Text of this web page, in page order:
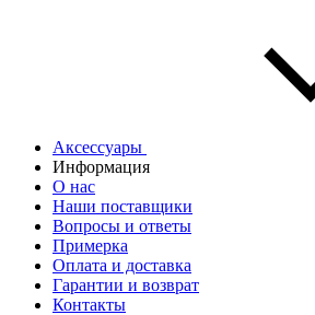
Аксессуары
Информация
О нас
Наши поставщики
Вопросы и ответы
Примерка
Оплата и доставка
Гарантии и возврат
Контакты